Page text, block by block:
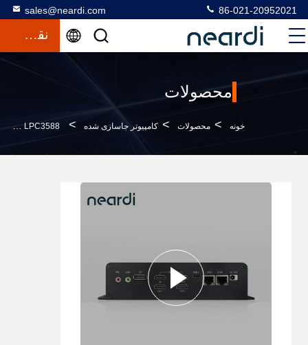
sales@neardi.com 86-021-20952021
نقل قول
محصولات
خونه > محصولات > کامپیوتر جاسازی شده > LPC3588 کامپیوتر جاسازی شده با ورودی برق DC12V - 3A جک DC 5.5 * 2.1 میلی متر / PH2.0 اتصال وفر